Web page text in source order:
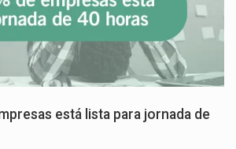
está lista para jornada de